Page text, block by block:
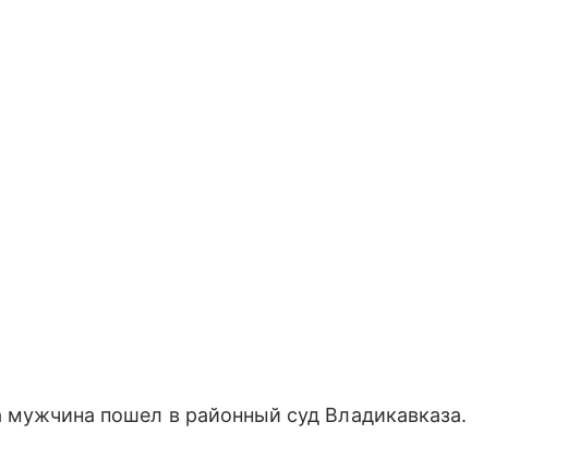
мужчина пошел в районный суд Владикавказа.